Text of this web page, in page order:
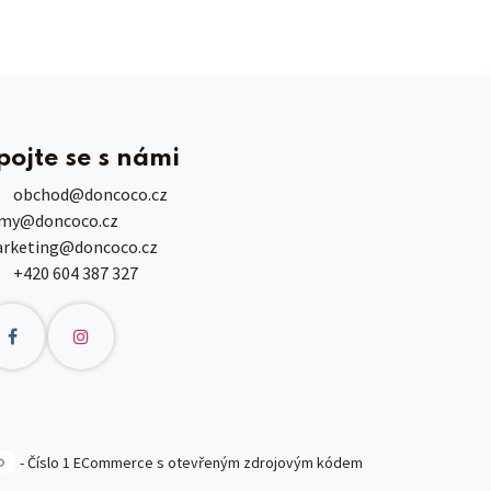
se s námi
obchod@doncoco.cz
+420 604 387 327
- Číslo 1 ECommerce s otevřeným zdrojovým kódem